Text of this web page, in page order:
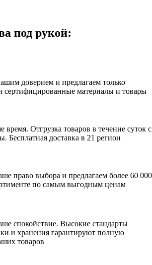
под рукой:
доверием и предлагаем только
сертифицированные материалы и товары
Отгрузка товаров в течение суток с
Бесплатная доставка в 21 регион
право выбора и предлагаем более 60 000
по самым выгодным ценам
спокойствие. Высокие стандарты
и хранения гарантируют полную
товаров